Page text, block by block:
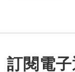
訂閱電